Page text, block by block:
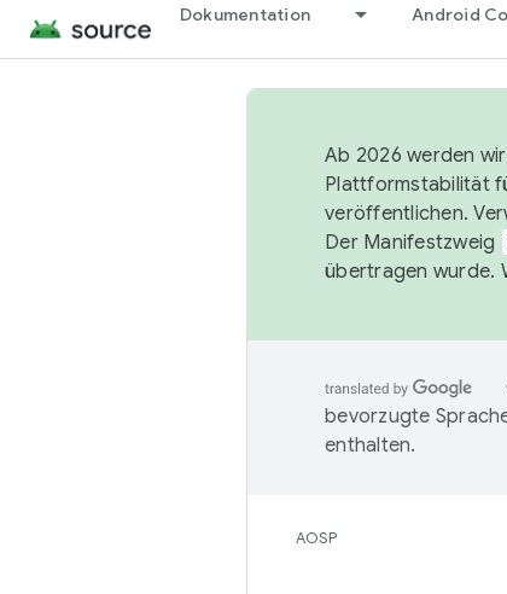
Dokumentation Android
Ab 2026 werden
Plattformstabilität
veröffentlichen.
Der Manifestzweig
übertragen wurde.
bevorzugte
enthalten.
AOSP